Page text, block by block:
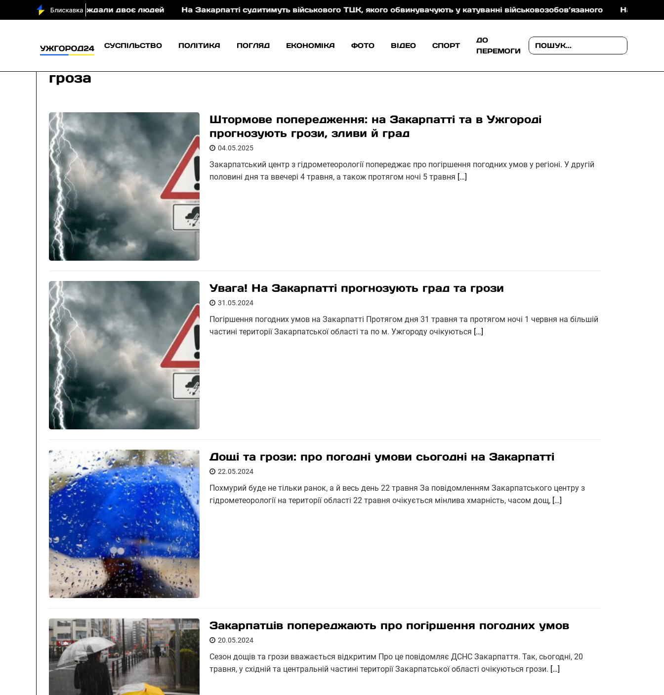
двоє людей На Закарпатті судитимуть військового ТЦК, якого обвинувачують у катуванні військовозобов’язаного На Ужгородщині
СУСПІЛЬСТВО ПОЛІТИКА ПОГЛЯД ЕКОНОМІКА ФОТО ВІДЕО СПОРТ
ДО
ПЕРЕМОГИ
гроза
Штормове попередження: на Закарпатті та в Ужгороді
прогнозують грози, зливи й град
04.05.2025
Закарпатський центр з гідрометеорології попереджає про погіршення погодних умов у регіоні. У другій
половині дня та ввечері 4 травня, а також протягом ночі 5 травня […]
Увага! На Закарпатті прогнозують град та грози
31.05.2024
Погіршення погодних умов на Закарпатті Протягом дня 31 травня та протягом ночі 1 червня на більшій
частині території Закарпатської області та по м. Ужгороду очікуються […]
Дощі та грози: про погодні умови сьогодні на Закарпатті
22.05.2024
Похмурий буде не тільки ранок, а й весь день 22 травня За повідомленням Закарпатського центру з
гідрометеорології на території області 22 травня очікується мінлива хмарність, часом дощ, […]
Закарпатців попереджають про погіршення погодних умов
20.05.2024
Сезон дощів та грози вважається відкритим Про це повідомляє ДСНС Закарпаття. Так, сьогодні, 20
травня, у східній та центральній частині території Закарпатської області очікуються грози. […]